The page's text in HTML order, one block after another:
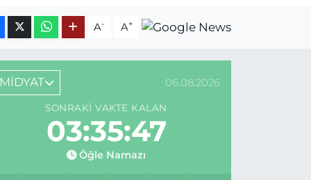
A- A+
MİDYAT 06.08.2026
SONRAKI VAKTE KALAN
03:35:47
Öğle Namazı